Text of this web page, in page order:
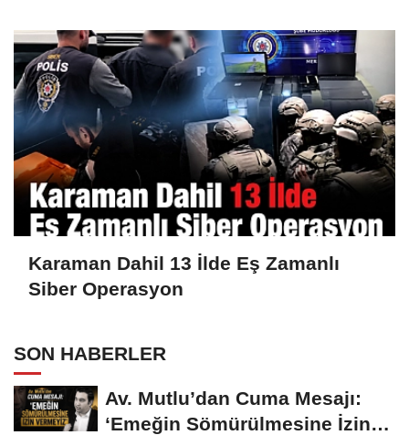
Karaman Dahil 13 İlde Eş Zamanlı
Siber Operasyon
SON HABERLER
Av. Mutlu’dan Cuma Mesajı:
‘Emeğin Sömürülmesine İzin